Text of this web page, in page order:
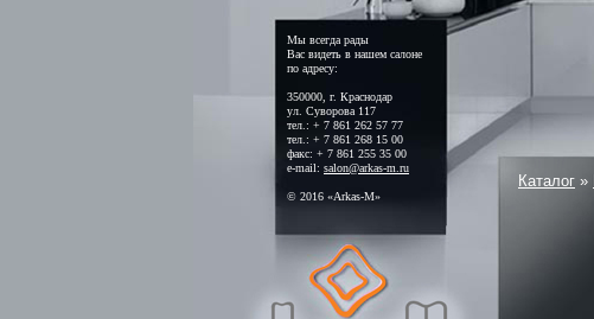
Мы всегда рады
Вас видеть в нашем салоне
по адресу:
350000, г. Краснодар
ул. Суворова 117
тел.: + 7 861 262 57 77
тел.: + 7 861 268 15 00
факс: + 7 861 255 35 00
e-mail: salon@arkas-m.ru
© 2016 «Arkas-M»
Каталог »